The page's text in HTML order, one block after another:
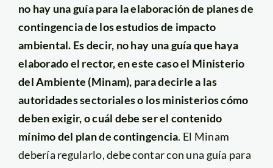
no hay una guía para la elaboración de planes de
contingencia de los estudios de impacto
ambiental. Es decir, no hay una guía que haya
elaborado el rector, en este caso el Ministerio
del Ambiente (Minam), para decirle a las
autoridades sectoriales o los ministerios cómo
deben exigir, o cuál debe ser el contenido
mínimo del plan de contingencia. El Minam
debería regularlo, debe contar con una guía para